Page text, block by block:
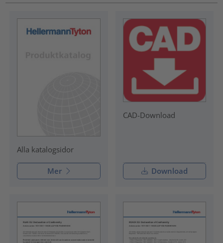
Alla katalogsidor
Mer
CAD-Download
Download